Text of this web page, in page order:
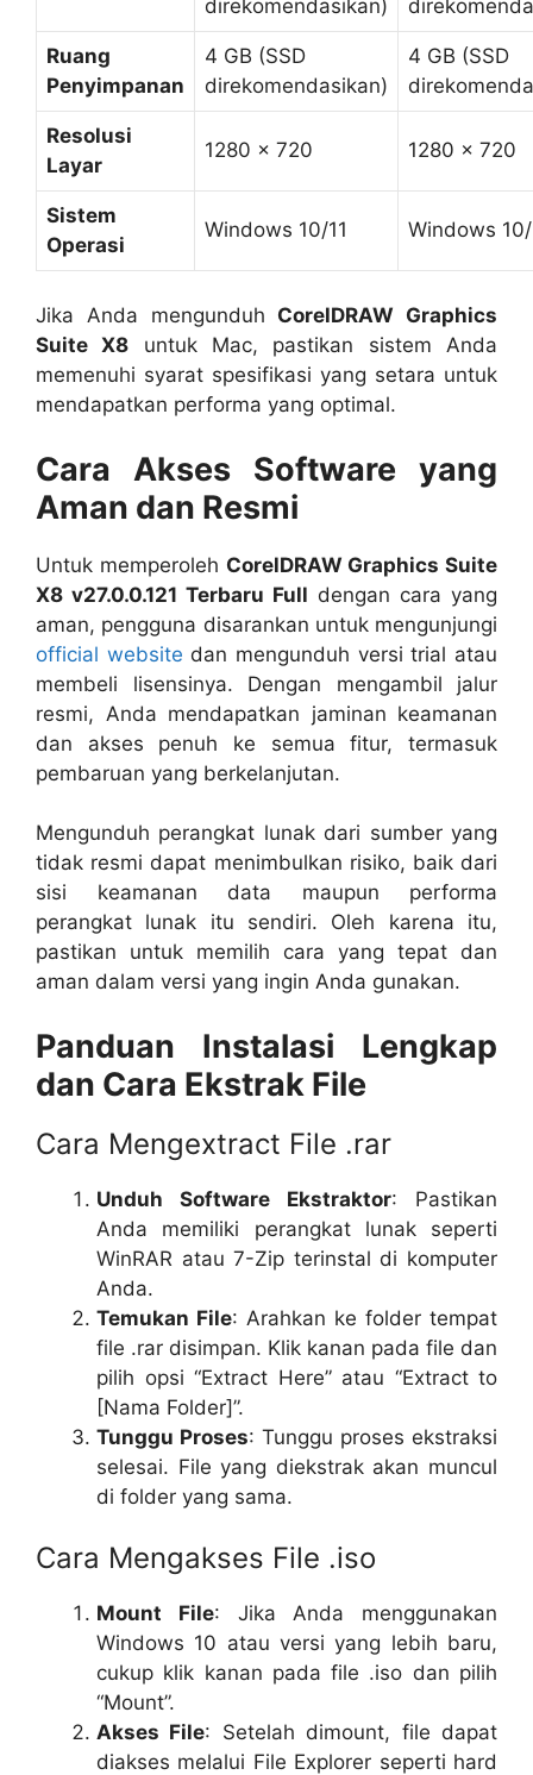
direkomendasikan)
Ruang
Penyimpanan
4 GB (SSD
direkomendasikan)
4 GB (SSD
Resolusi
Layar
1280 x 720 1280 x 720
Sistem
Operasi
Windows 10/11 Windows 10/
Jika Anda mengunduh CorelDRAW Graphics
Suite X8 untuk Mac, pastikan sistem Anda
memenuhi syarat spesifikasi yang setara untuk
mendapatkan performa yang optimal.
Cara Akses Software yang
Aman dan Resmi
Untuk memperoleh CorelDRAW Graphics Suite
X8 v27.0.0.121 Terbaru Full dengan cara yang
aman, pengguna disarankan untuk mengunjungi
official website dan mengunduh versi trial atau
membeli lisensinya. Dengan mengambil jalur
resmi, Anda mendapatkan jaminan keamanan
dan akses penuh ke semua fitur, termasuk
pembaruan yang berkelanjutan.
Mengunduh perangkat lunak dari sumber yang
tidak resmi dapat menimbulkan risiko, baik dari
sisi keamanan data maupun performa
perangkat lunak itu sendiri. Oleh karena itu,
pastikan untuk memilih cara yang tepat dan
aman dalam versi yang ingin Anda gunakan.
Panduan Instalasi Lengkap
dan Cara Ekstrak File
Cara Mengextract File .rar
Unduh Software Ekstraktor: Pastikan
Anda memiliki perangkat lunak seperti
WinRAR atau 7-Zip terinstal di komputer
Anda.
Temukan File: Arahkan ke folder tempat
file .rar disimpan. Klik kanan pada file dan
pilih opsi “Extract Here” atau “Extract to
[Nama Folder]”.
Tunggu Proses: Tunggu proses ekstraksi
selesai. File yang diekstrak akan muncul
di folder yang sama.
Cara Mengakses File .iso
Mount File: Jika Anda menggunakan
Windows 10 atau versi yang lebih baru,
cukup klik kanan pada file .iso dan pilih
“Mount”.
Akses File: Setelah dimount, file dapat
diakses melalui File Explorer seperti hard